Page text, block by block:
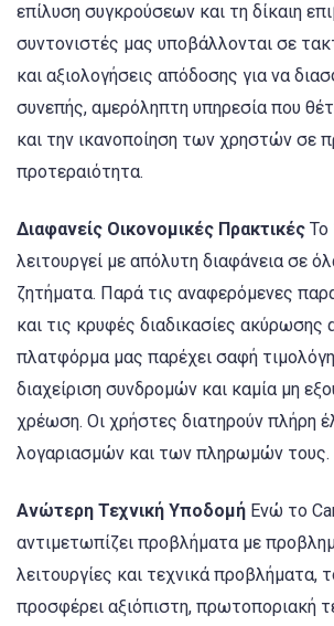
επίλυση συγκρούσεων και τη δίκαιη
συντονιστές μας υποβάλλονται σε
και αξιολογήσεις απόδοσης για να
συνεπής, αμερόληπτη υπηρεσία που
και την ικανοποίηση των χρηστών σε
προτεραιότητα.
Διαφανείς Οικονομικές Πρακτικές Το
λειτουργεί με απόλυτη διαφάνεια σε
ζητήματα. Παρά τις αναφερόμενες
και τις κρυφές διαδικασίες ακύρωσης
πλατφόρμα μας παρέχει σαφή
διαχείριση συνδρομών και καμία μη
χρέωση. Οι χρήστες διατηρούν πλήρη
λογαριασμών και των πληρωμών τους.
Ανώτερη Τεχνική Υποδομή Ενώ το
αντιμετωπίζει προβλήματα με
λειτουργίες και τεχνικά προβλήματα,
προσφέρει αξιόπιστη, πρωτοποριακή